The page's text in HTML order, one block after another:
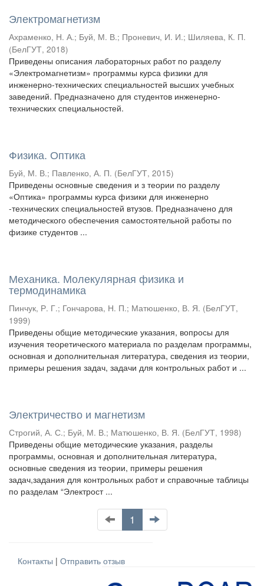
Электромагнетизм
Ахраменко, Н. А.; Буй, М. В.; Проневич, И. И.; Шиляева, К. П.
(БелГУТ, 2018)
Приведены описания лабораторных работ по разделу
«Электромагнетизм» программы курса физики для
инженерно-технических специальностей высших учебных
заведений. Предназначено для студентов инженерно-
технических специальностей.
Физика. Оптика
Буй, М. В.; Павленко, А. П. (БелГУТ, 2015)
Приведены основные сведения и з теории по разделу
«Оптика» программы курса физики для инженерно
-технических специальностей втузов. Предназначено для
методического обеспечения самостоятельной работы по
физике студентов ...
Механика. Молекулярная физика и
термодинамика
Пинчук, Р. Г.; Гончарова, Н. П.; Матюшенко, В. Я. (БелГУТ,
1999)
Приведены общие методические указания, вопросы для
изучения теоретического материала по разделам программы,
основная и дополнительная литература, сведения из теории,
примеры решения задач, задачи для контрольных работ и ...
Электричество и магнетизм
Строгий, А. С.; Буй, М. В.; Матюшенко, В. Я. (БелГУТ, 1998)
Приведены общие методические указания, разделы
программы, основная и дополнительная литература,
основные сведения из теории, примеры решения
задач,задания для контрольных работ и справочные таблицы
по разделам “Электрост ...
1
Контакты | Отправить отзыв